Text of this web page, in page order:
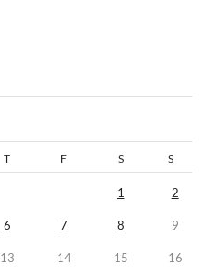
T F S S
1 2
6 7 8 9
13 14 15 16